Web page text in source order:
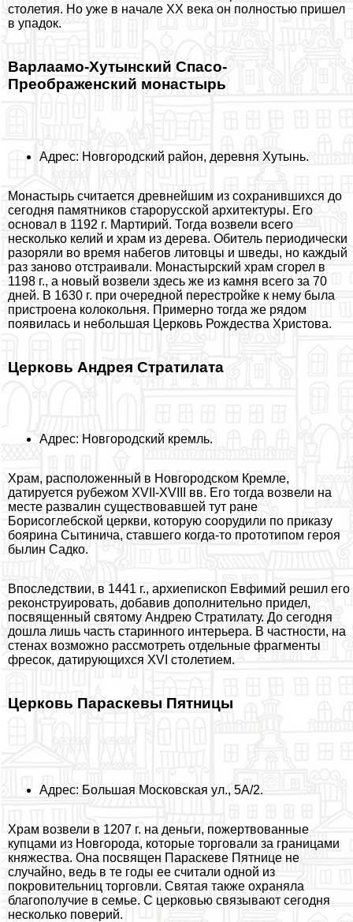
столетия. Но уже в начале XX века он полностью пришел
в упадок.
Варлаамо-Хутынский Спасо-
Преображенский монастырь
Адрес: Новгородский район, деревня Хутынь.
Монастырь считается древнейшим из сохранившихся до
сегодня памятников старорусской архитектуры. Его
основал в 1192 г. Мартирий. Тогда возвели всего
несколько келий и храм из дерева. Обитель периодически
разоряли во время набегов литовцы и шведы, но каждый
раз заново отстраивали. Монастырский храм сгорел в
1198 г., а новый возвели здесь же из камня всего за 70
дней. В 1630 г. при очередной перестройке к нему была
пристроена колокольня. Примерно тогда же рядом
появилась и небольшая Церковь Рождества Христова.
Церковь Андрея Стратилата
Адрес: Новгородский кремль.
Храм, расположенный в Новгородском Кремле,
датируется рубежом XVII-XVIII вв. Его тогда возвели на
месте развалин существовавшей тут ране
Борисоглебской церкви, которую соорудили по приказу
боярина Сытинича, ставшего когда-то прототипом героя
былин Садко.
Впоследствии, в 1441 г., архиепископ Евфимий решил его
реконструировать, добавив дополнительно придел,
посвященный святому Андрею Стратилату. До сегодня
дошла лишь часть старинного интерьера. В частности, на
стенах возможно рассмотреть отдельные фрагменты
фресок, датирующихся XVI столетием.
Церковь Параскевы Пятницы
Адрес: Большая Московская ул., 5А/2.
Храм возвели в 1207 г. на деньги, пожертвованные
купцами из Новгорода, которые торговали за границами
княжества. Она посвящен Параскеве Пятнице не
случайно, ведь в те годы ее считали одной из
покровительниц торговли. Святая также охраняла
благополучие в семье. С церковью связывают сегодня
несколько поверий.